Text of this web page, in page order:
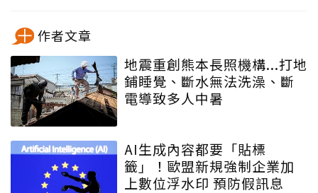
作者文章
地震重創熊本長照機構...打地
鋪睡覺、斷水無法洗澡、斷
電導致多人中暑
AI生成內容都要「貼標
籤」！歐盟新規強制企業加
上數位浮水印 預防假訊息